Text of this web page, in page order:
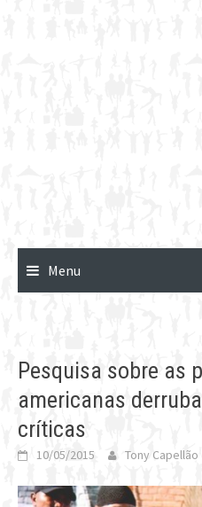
Menu
Pesquisa sobre as
americanas
críticas
10/05/2015 Tony Capellão